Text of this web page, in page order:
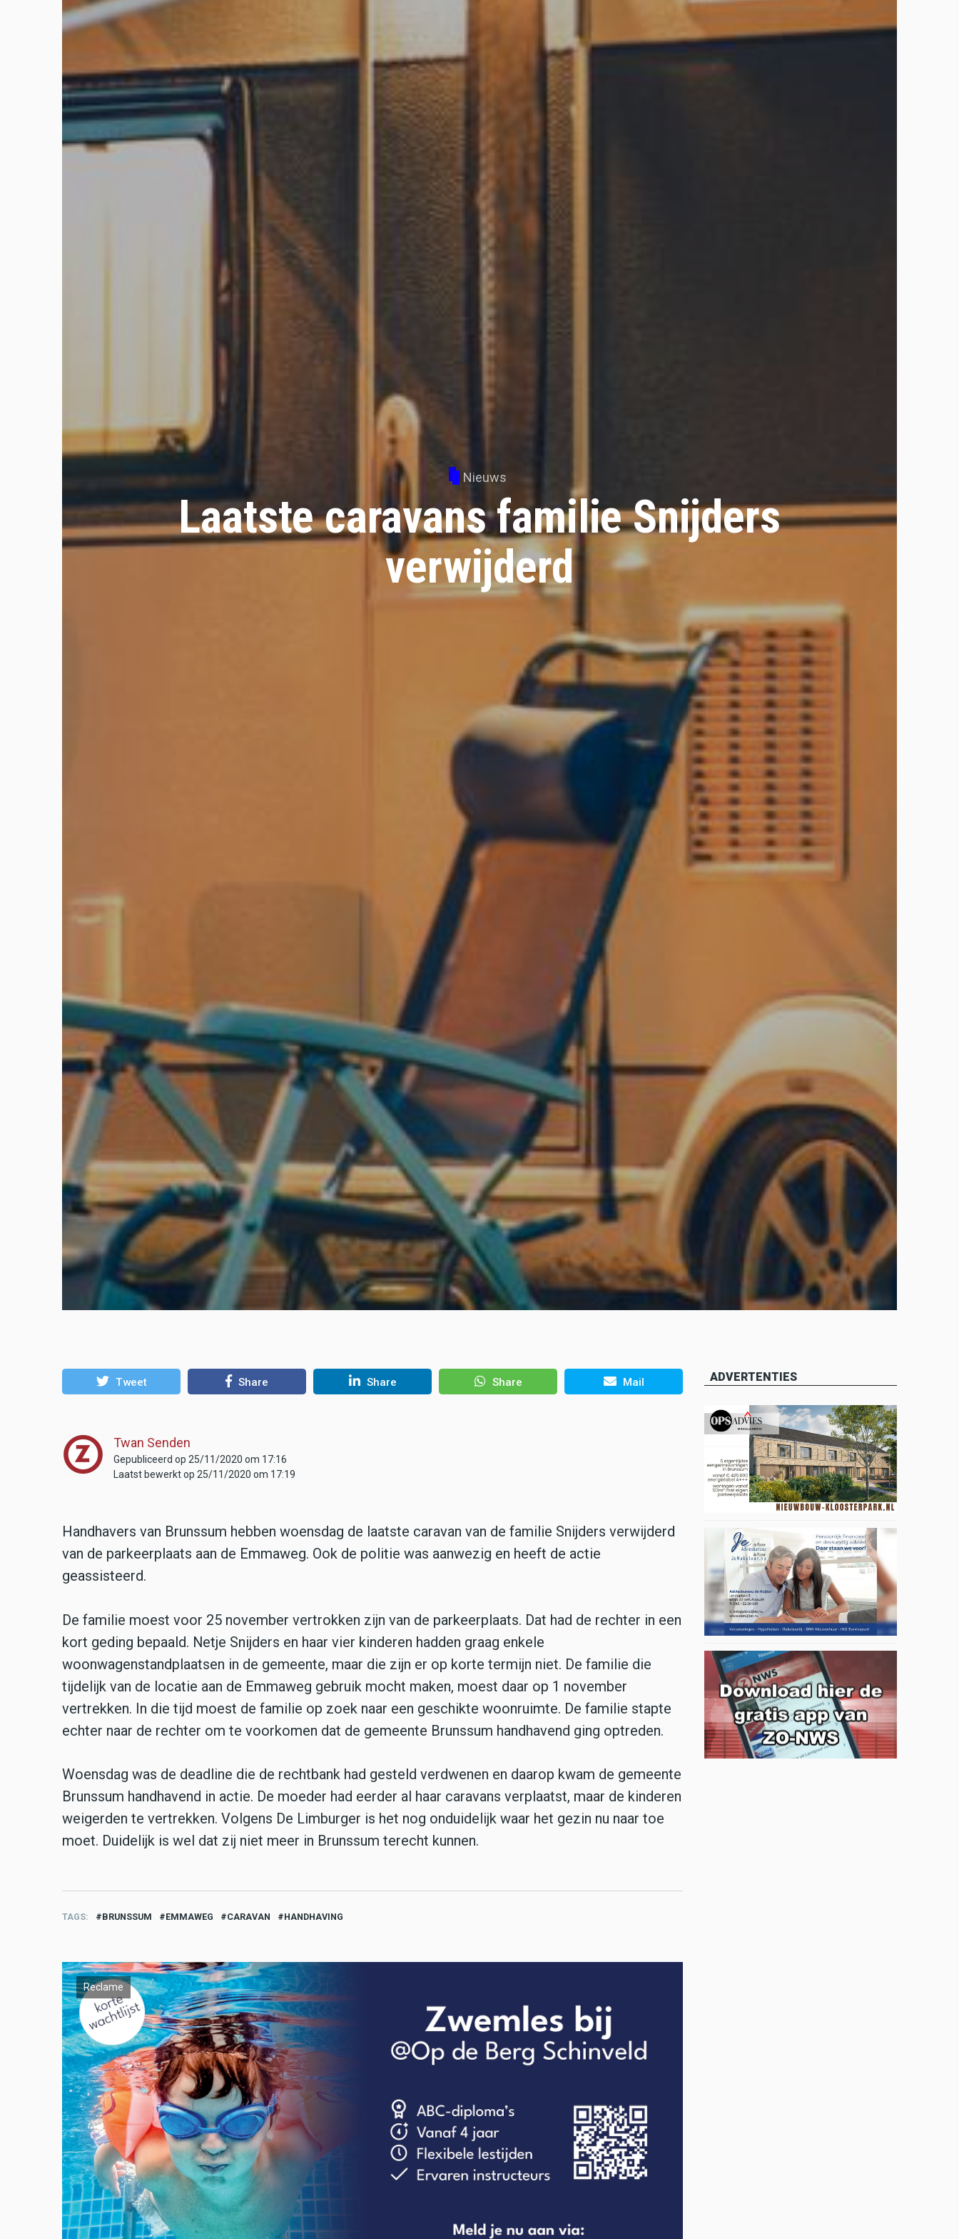
Nieuws
Laatste caravans familie Snijders
verwijderd
Tweet Share Share Share Mail
Twan Senden
Gepubliceerd op 25/11/2020 om 17:16
Laatst bewerkt op 25/11/2020 om 17:19
Handhavers van Brunssum hebben woensdag de laatste caravan van de familie Snijders verwijderd
van de parkeerplaats aan de Emmaweg. Ook de politie was aanwezig en heeft de actie
geassisteerd.
De familie moest voor 25 november vertrokken zijn van de parkeerplaats. Dat had de rechter in een
kort geding bepaald. Netje Snijders en haar vier kinderen hadden graag enkele
woonwagenstandplaatsen in de gemeente, maar die zijn er op korte termijn niet. De familie die
tijdelijk van de locatie aan de Emmaweg gebruik mocht maken, moest daar op 1 november
vertrekken. In die tijd moest de familie op zoek naar een geschikte woonruimte. De familie stapte
echter naar de rechter om te voorkomen dat de gemeente Brunssum handhavend ging optreden.
Woensdag was de deadline die de rechtbank had gesteld verdwenen en daarop kwam de gemeente
Brunssum handhavend in actie. De moeder had eerder al haar caravans verplaatst, maar de kinderen
weigerden te vertrekken. Volgens De Limburger is het nog onduidelijk waar het gezin nu naar toe
moet. Duidelijk is wel dat zij niet meer in Brunssum terecht kunnen.
TAGS BRUNSSUM EMMAWEG CARAVAN HANDHAVING
Reclame
ADVERTENTIES